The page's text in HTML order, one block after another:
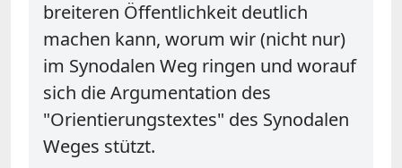
breiteren Öffentlichkeit deutlich
machen kann, worum wir (nicht nur)
im Synodalen Weg ringen und worauf
sich die Argumentation des
"Orientierungstextes" des Synodalen
Weges stützt.